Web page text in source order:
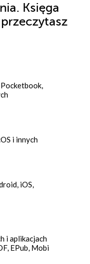
Księga
przeczytasz
i innych
iOS,
i aplikacjach
EPub, Mobi